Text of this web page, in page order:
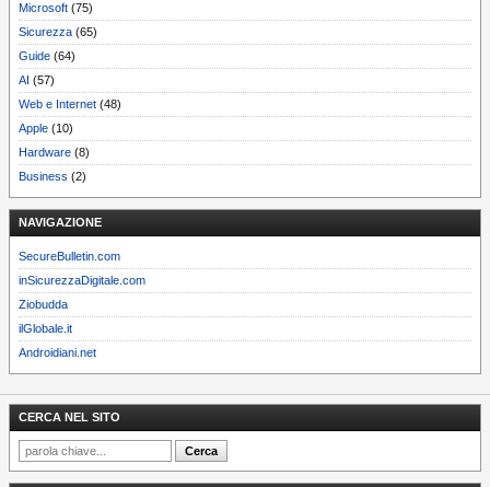
Microsoft (75)
Sicurezza (65)
Guide (64)
AI (57)
Web e Internet (48)
Apple (10)
Hardware (8)
Business (2)
NAVIGAZIONE
SecureBulletin.com
inSicurezzaDigitale.com
Ziobudda
ilGlobale.it
Androidiani.net
CERCA NEL SITO